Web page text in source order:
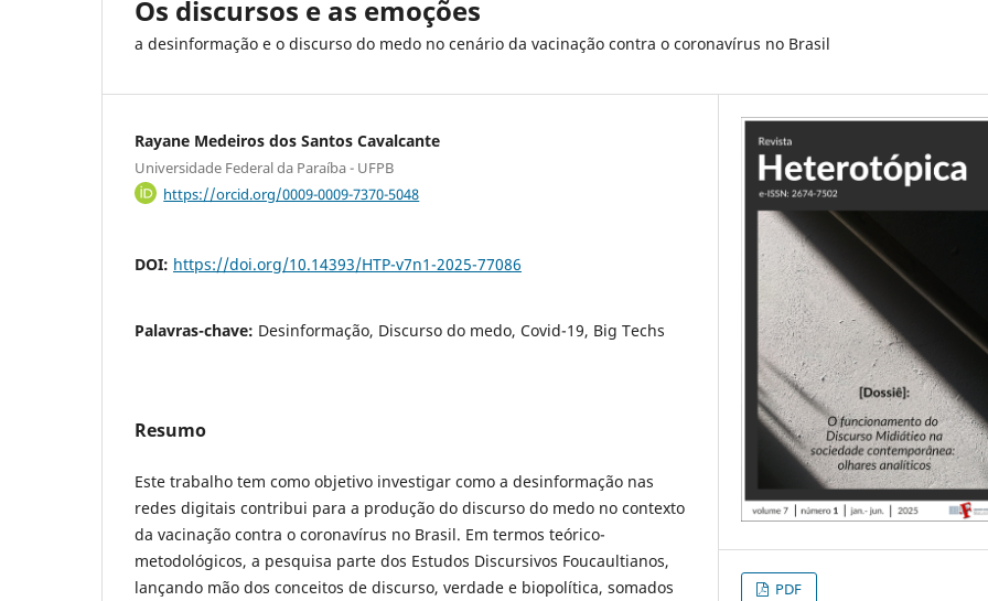
Os discursos e as emoções
a desinformação e o discurso do medo no cenário da vacinação contra o coronavírus no Brasil
Rayane Medeiros dos Santos Cavalcante
Universidade Federal da Paraíba - UFPB
https://orcid.org/0009-0009-7370-5048
DOI: https://doi.org/10.14393/HTP-v7n1-2025-77086
Palavras-chave: Desinformação, Discurso do medo, Covid-19, Big Techs
Resumo
Este trabalho tem como objetivo investigar como a desinformação nas
redes digitais contribui para a produção do discurso do medo no contexto
da vacinação contra o coronavírus no Brasil. Em termos teórico-
metodológicos, a pesquisa parte dos Estudos Discursivos Foucaultianos,
lançando mão dos conceitos de discurso, verdade e biopolítica, somados
PDF